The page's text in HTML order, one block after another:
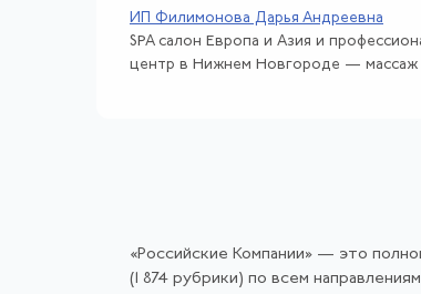
ИП Филимонова Дарья Андреевна
SPA салон Европа и Азия и
центр в Нижнем Новгороде — массаж
«Российские Компании» — это
(1 874 рубрики) по всем